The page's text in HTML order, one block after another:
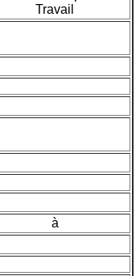
Travail
à